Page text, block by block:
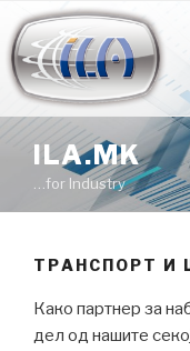
Оди
на
содржината
ILA.MK
…for Industry
ТРАНСПОРТ И
Како партнер за
дел од нашите